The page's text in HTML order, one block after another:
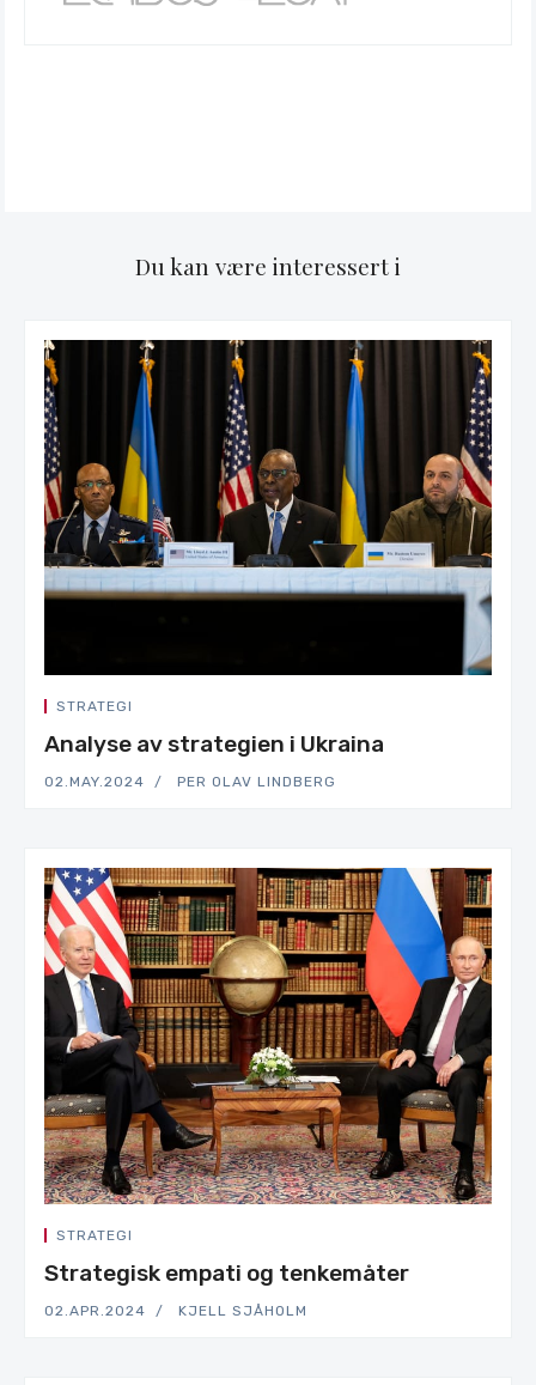
Du kan være interessert i
STRATEGI
Analyse av strategien i Ukraina
02.MAY.2024 PER OLAV LINDBERG
STRATEGI
Strategisk empati og tenkemåter
02.APR.2024 KJELL SJÅHOLM